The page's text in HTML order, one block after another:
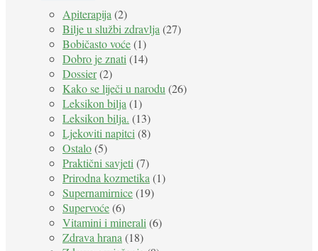
Apiterapija (2)
Bilje u službi zdravlja (27)
Bobičasto voće(1)
Dobro je znati (14)
Dossier(2)
Kako se liječi u narodu (26)
Leksikon bilja (1)
Leksikon bilja. (13)
Ljekoviti napitci (8)
Ostalo(5)
Praktični savjeti (7)
Prirodna kozmetika (1)
Supernamirnice(19)
Supervoće(6)
Vitamini i minerali (6)
Zdrava hrana (18)